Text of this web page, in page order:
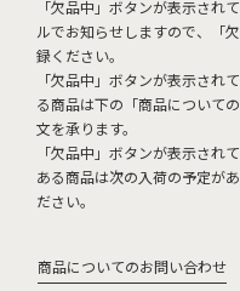
「欠品中」ボタンが表示され
ルでお知らせしますので、「
録ください。
「欠品中」ボタンが表示され
る商品は下の「商品について
文を承ります。
「欠品中」ボタンが表示され
ある商品は次の入荷の予定が
ださい。
商品についてのお問い合わせ